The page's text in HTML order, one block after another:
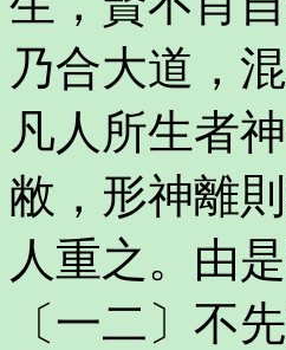
乃合大道，
凡人所生者
敝，形神離
人重之。由
〔一二〕不